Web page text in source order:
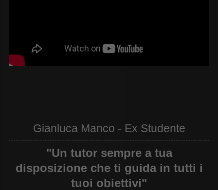
Gianluca Manco - Ex Studente
"Un tutor sempre a tua
disposizione che ti guida in tutti i
tuoi obiettivi"